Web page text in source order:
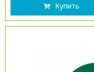
Купить